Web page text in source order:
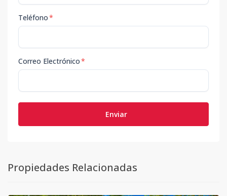
Teléfono*
Correo Electrónico*
Enviar
Propiedades Relacionadas